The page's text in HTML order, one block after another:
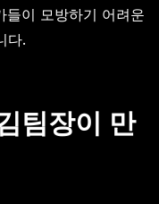
들이 모방하기 어려운
다.
팀장이 만